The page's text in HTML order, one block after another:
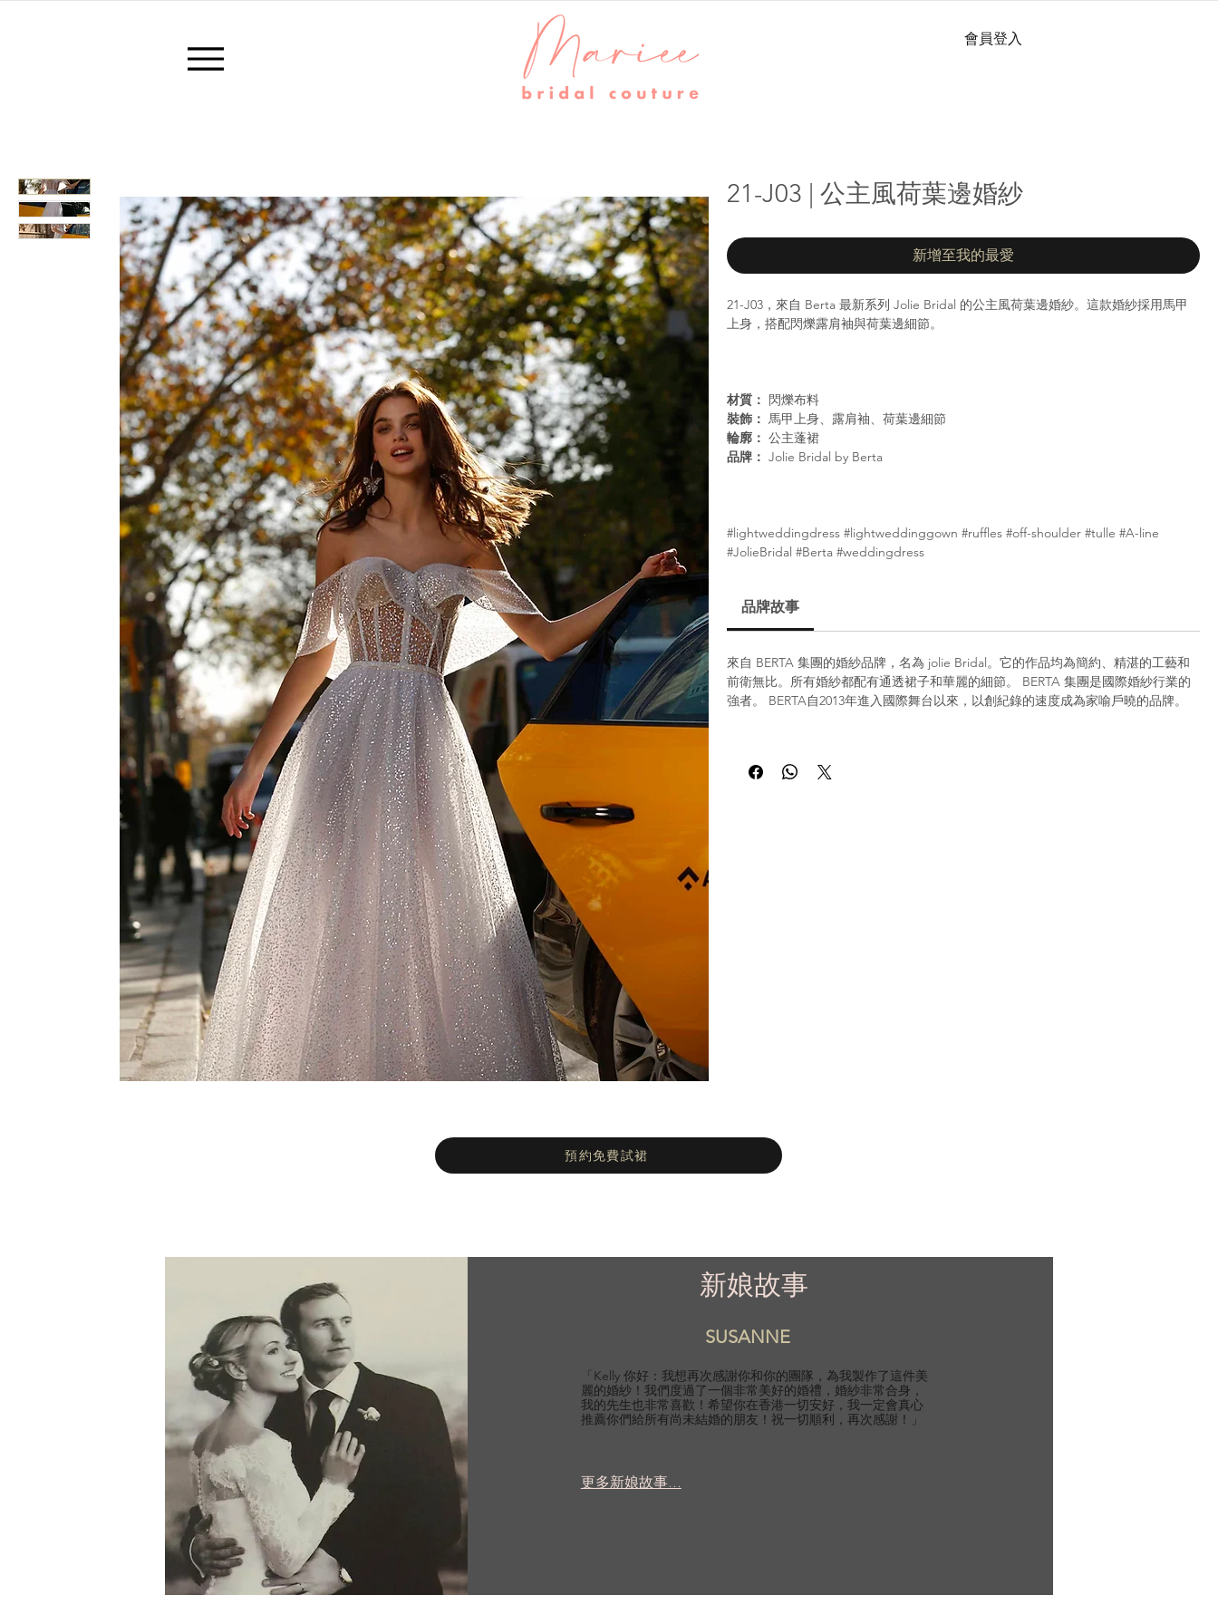
會員登入
21-J03 | 公主風荷葉邊婚紗
新增至我的最愛
21-J03，來自 Berta 最新系列 Jolie Bridal 的公主風荷葉邊婚紗。這款婚紗採用馬甲
上身，搭配閃爍露肩袖與荷葉邊細節。
材質： 閃爍布料
裝飾： 馬甲上身、露肩袖、荷葉邊細節
輪廓： 公主蓬裙
品牌： Jolie Bridal by Berta
#lightweddingdress #lightweddinggown #ruffles #off-shoulder #tulle #A-line
#JolieBridal #Berta #weddingdress
品牌故事
來自 BERTA 集團的婚紗品牌，名為 jolie Bridal。它的作品均為簡約、精湛的工藝和
前衛無比。所有婚紗都配有通透裙子和華麗的細節。 BERTA 集團是國際婚紗行業的
強者。 BERTA自2013年進入國際舞台以來，以創紀錄的速度成為家喻戶曉的品牌。
預約免費試裙
新娘故事
SUSANNE
「Kelly 你好：我想再次感謝你和你的團隊，為我製作了這件美
麗的婚紗！我們度過了一個非常美好的婚禮，婚紗非常合身，
我的先生也非常喜歡！希望你在香港一切安好，我一定會真心
推薦你們給所有尚未結婚的朋友！祝一切順利，再次感謝！」
更多新娘故事...